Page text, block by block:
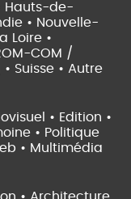
Hauts-de-
• Nouvelle-
Loire •
COM /
Suisse • Autre
• Edition •
• Politique
• Multimédia